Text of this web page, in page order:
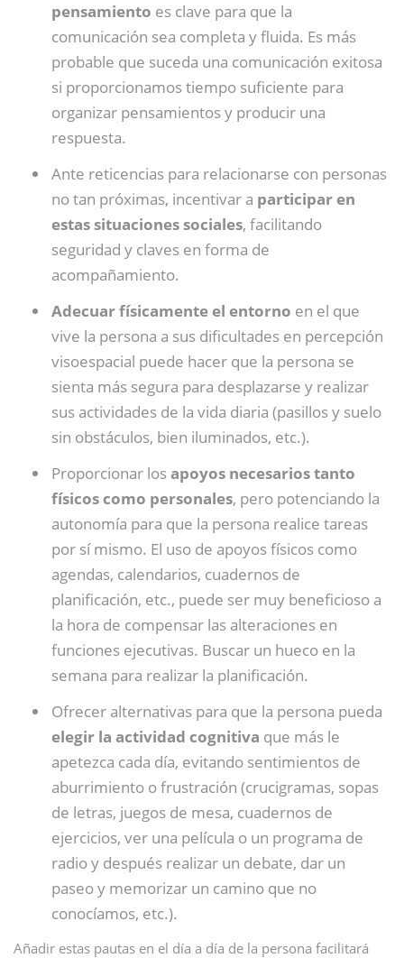
pensamiento es clave para que la
comunicación sea completa y fluida. Es más
probable que suceda una comunicación exitosa
si proporcionamos tiempo suficiente para
organizar pensamientos y producir una
respuesta.
Ante reticencias para relacionarse con personas
no tan próximas, incentivar a participar en
estas situaciones sociales, facilitando
seguridad y claves en forma de
acompañamiento.
Adecuar físicamente el entorno en el que
vive la persona a sus dificultades en percepción
visoespacial puede hacer que la persona se
sienta más segura para desplazarse y realizar
sus actividades de la vida diaria (pasillos y suelo
sin obstáculos, bien iluminados, etc.).
Proporcionar losapoyos necesarios tanto
físicos como personales, pero potenciando la
autonomía para que la persona realice tareas
por sí mismo. El uso de apoyos físicos como
agendas, calendarios, cuadernos de
planificación, etc., puede ser muy beneficioso a
la hora de compensar las alteraciones en
funciones ejecutivas. Buscar un hueco en la
semana para realizar la planificación.
Ofrecer alternativas para que la persona pueda
elegir la actividad cognitiva que más le
apetezca cada día, evitando sentimientos de
aburrimiento o frustración (crucigramas, sopas
de letras, juegos de mesa, cuadernos de
ejercicios, ver una película o un programa de
radio y después realizar un debate, dar un
paseo y memorizar un camino que no
conocíamos, etc.).
Añadir estas pautas en el día a día de la persona facilitará